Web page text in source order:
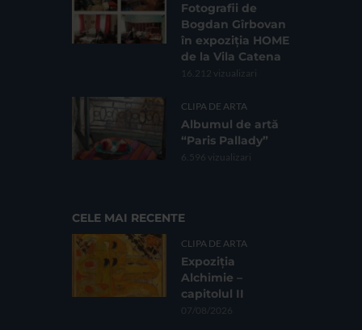
Fotografii de
Bogdan Gîrbovan
în expoziția HOME
de la Vila Catena
16.212 vizualizari
CLIPA DE ARTA
Albumul de artă
“Paris Pallady”
6.596 vizualizari
CELE MAI RECENTE
CLIPA DE ARTA
Expoziția
Alchimie –
capitolul II
07/08/2026